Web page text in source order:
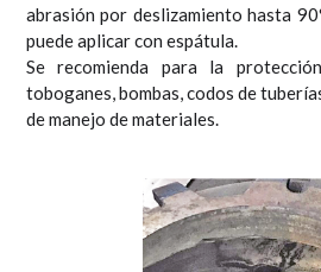
abrasión por deslizamiento hasta
puede aplicar con espátula.
Se recomienda para la
toboganes, bombas, codos de
de manejo de materiales.